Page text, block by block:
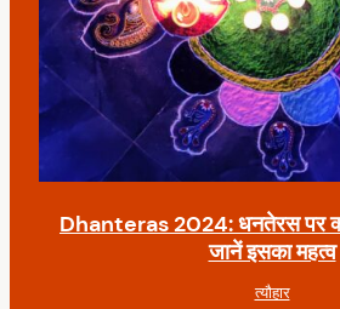
Dhanteras 2024: धनतेरस पर
जानें इसका महत्व
त्यौहार